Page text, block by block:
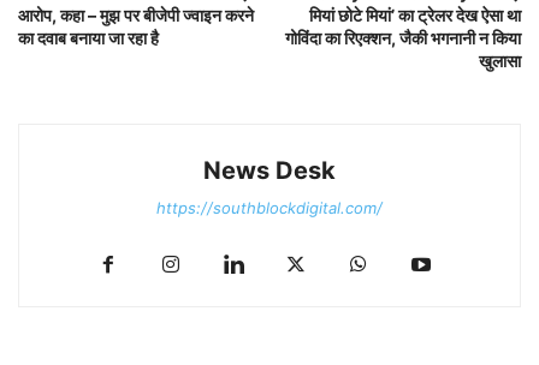
आरोप, कहा – मुझ पर बीजेपी ज्वाइन करने
का दवाब बनाया जा रहा है
मियां छोटे मियां’ का ट्रेलर देख ऐसा था
गोविंदा का रिएक्शन, जैकी भगनानी न किया
खुलासा
News Desk
https://southblockdigital.com/